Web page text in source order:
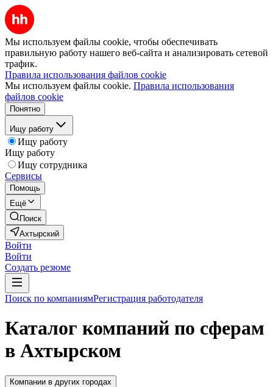
Мы используем файлы cookie, чтобы обеспечивать
правильную работу нашего веб-сайта и анализировать сетевой
трафик.
Правила использования файлов cookie
Мы используем файлы cookie. Правила использования
файлов cookie
Понятно
Ищу работу
Ищу работу
Ищу работу
Ищу сотрудника
Сервисы
Помощь
Ещё
Поиск
Ахтырский
Войти
Войти
Создать резюме
Поиск по компаниямРегистрация работодателя
Каталог компаний по сферам
в Ахтырском
Компании в других городах